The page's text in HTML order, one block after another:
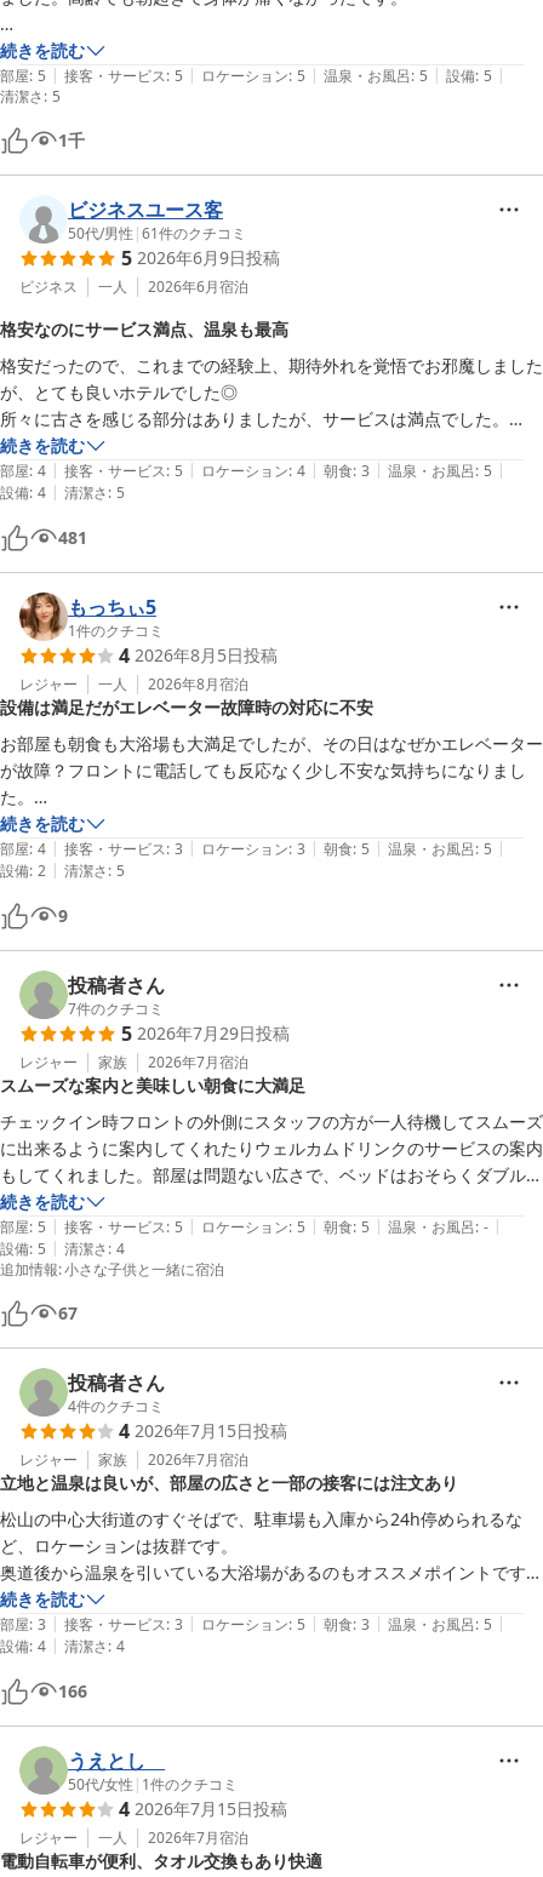
バイキングはヨーグルトや旬のもの、ひじきの煮物など和食も飲み物も
豊富な老若男女に対応した多様さで、窓が多い明るく開放的な空間の中
ゆったりできました。
接客も親切で、お出迎えしてくれているような入り口のライオン像がと
ても格好良くて印象に残りました。
続きを読む
部屋: 5 | 接客・サービス: 5 | ロケーション: 5 | 温泉・お風呂: 5 | 設備: 5 |
清潔さ: 5
1千
ビジネスユース客
50代/男性 |61件のクチコミ
5 2026年6月9日投稿
ビジネス 一人 2026年6月宿泊
格安なのにサービス満点、温泉も最高
格安だったので、これまでの経験上、期待外れを覚悟でお邪魔しました
が、とても良いホテルでした◎
所々に古さを感じる部分はありましたが、サービスは満点でした。
アメニティ充実、ドリンクサービス、道後温泉直引きの温泉は温度も良
く、サウナ付き。立地も繁華街にあって、室内の清潔感もあり、スタッ
フさんの対応も丁寧。
ホテルであまり眠れない僕もしっかりおやすみ出来ました。
全然オススメ出来るホテルです。
続きを読む
部屋: 4 | 接客・サービス: 5 | ロケーション: 4 | 朝食: 3 | 温泉・お風呂: 5 |
設備: 4 | 清潔さ: 5
481
もっちぃ5
1件のクチコミ
4 2026年8月5日投稿
レジャー 一人 2026年8月宿泊
設備は満足だがエレベーター故障時の対応に不安
お部屋も朝食も大浴場も大満足でしたが、その日はなぜかエレベーター
が故障？フロントに電話しても反応なく少し不安な気持ちになりまし
た。
機械なので仕方ない部分もありますが、対応次第で良い思い出にもなる
様な出来事かなと思い星4にしました。
続きを読む
部屋: 4 | 接客・サービス: 3 | ロケーション: 3 | 朝食: 5 | 温泉・お風呂: 5 |
設備: 2 | 清潔さ: 5
9
投稿者さん
7件のクチコミ
5 2026年7月29日投稿
レジャー 家族 2026年7月宿泊
スムーズな案内と美味しい朝食に大満足
チェックイン時フロントの外側にスタッフの方が一人待機してスムーズ
に出来るように案内してくれたりウェルカムドリンクのサービスの案内
もしてくれました。部屋は問題ない広さで、ベッドはおそらくダブルと
セミダブルが置いてあるツインでした。子供添い寝だったのでその部屋
を用意してくれたのかもしれません。激安ホテルだったので朝食は期待
してなかったのですが品数もそれなりにあり、美味しかったです。朝食
会場外にはカップラーメンやスナック菓子の自販機もありました。繁華
街で夜はうるさいかなと思いましたが、静かに眠ることが出来ました。
続きを読む
部屋: 5 | 接客・サービス: 5 | ロケーション: 5 | 朝食: 5 | 温泉・お風呂: - |
設備: 5 | 清潔さ: 4
追加情報:小さな子供と一緒に宿泊
67
投稿者さん
4件のクチコミ
4 2026年7月15日投稿
レジャー 家族 2026年7月宿泊
立地と温泉は良いが、部屋の広さと一部の接客には注文あり
松山の中心大街道のすぐそばで、駐車場も入庫から24h停められるな
ど、ロケーションは抜群です。
奥道後から温泉を引いている大浴場があるのもオススメポイントです。
ツインの部屋を予約しましたが、シングルの部屋にエクストラベッドを
無理やり入れ込んでいる感じで、荷物の置き場にも困るほどの狭さでし
た。
朝食の係りのおばさまが、他のお客様に強い口調で話されているのが、
とても気になりました。
続きを読む
部屋: 3 | 接客・サービス: 3 | ロケーション: 5 | 朝食: 3 | 温泉・お風呂: 5 |
設備: 4 | 清潔さ: 4
166
うえとし
50代/女性 | 1件のクチコミ
4 2026年7月15日投稿
レジャー 一人 2026年7月宿泊
電動自転車が便利、タオル交換もあり快適